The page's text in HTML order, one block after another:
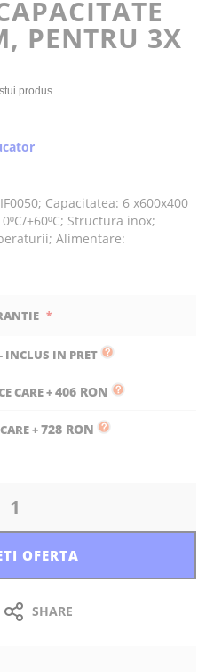
PENTRU 3X
produs
Capacitatea: 6 x600x400
+60⁰C; Structura inox;
Alimentare:
INCLUS IN PRET
CARE+406 RON
+728 RON
OFERTA
SHARE